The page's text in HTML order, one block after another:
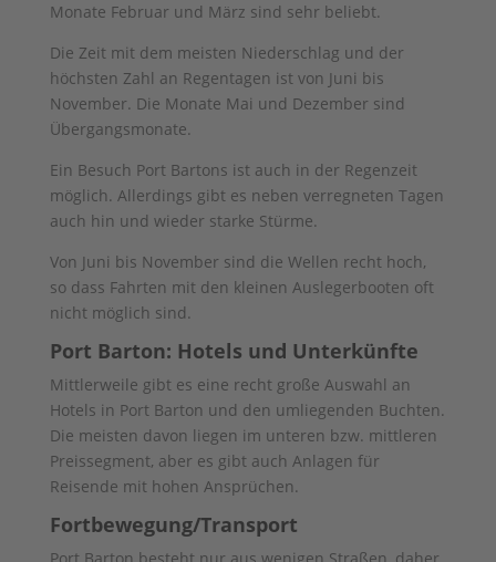
Monate Februar und März sind sehr beliebt.
Die Zeit mit dem meisten Niederschlag und der
höchsten Zahl an Regentagen ist von Juni bis
November. Die Monate Mai und Dezember sind
Übergangsmonate.
Ein Besuch Port Bartons ist auch in der Regenzeit
möglich. Allerdings gibt es neben verregneten Tagen
auch hin und wieder starke Stürme.
Von Juni bis November sind die Wellen recht hoch,
so dass Fahrten mit den kleinen Auslegerbooten oft
nicht möglich sind.
Port Barton: Hotels und Unterkünfte
Mittlerweile gibt es eine recht große Auswahl an
Hotels in Port Barton und den umliegenden Buchten.
Die meisten davon liegen im unteren bzw. mittleren
Preissegment, aber es gibt auch Anlagen für
Reisende mit hohen Ansprüchen.
Fortbewegung/Transport